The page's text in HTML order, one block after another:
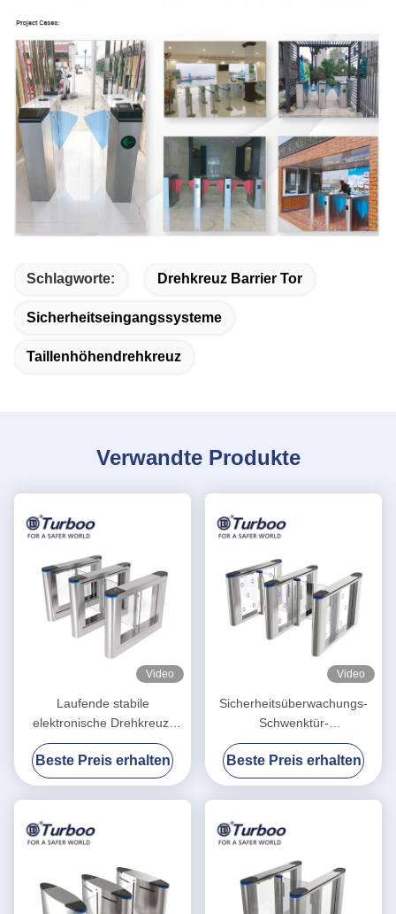
Schlagworte: Drehkreuz Barrier Tor
Sicherheitseingangssysteme
Taillenhöhendrehkreuz
Verwandte Produkte
Video
Laufende stabile
elektronische Drehkreuz-
Tore, Fußgängerschwingen-
Sperren-Tor
Beste Preis erhalten
Video
Sicherheitsüberwachungs-
Schwenktür-
Drehkreuz/Schiebensperre
versieht Acrylbrett mit einem
Gatter
Beste Preis erhalten